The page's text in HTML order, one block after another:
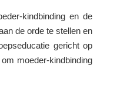
kindbinding en de
de orde te stellen en
gericht op
moeder-kindbinding